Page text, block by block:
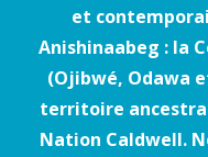
et
Anishinaabeg : la
(Ojibwé, Odawa
territoire
Nation Caldwell.